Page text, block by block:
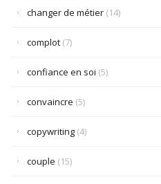
changer de métier (14)
complot (7)
confiance en soi (5)
convaincre (5)
copywriting (4)
couple (15)